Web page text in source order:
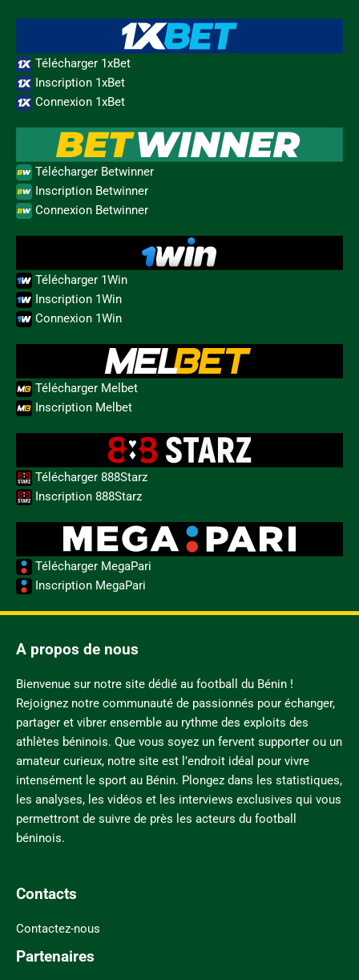
Télécharger 1xBet
Inscription 1xBet
Connexion 1xBet
Télécharger Betwinner
Inscription Betwinner
Connexion Betwinner
Télécharger 1Win
Inscription 1Win
Connexion 1Win
Télécharger Melbet
Inscription Melbet
Télécharger 888Starz
Inscription 888Starz
Télécharger MegaPari
Inscription MegaPari
A propos de nous
Bienvenue sur notre site dédié au football du Bénin !
Rejoignez notre communauté de passionnés pour échanger,
partager et vibrer ensemble au rythme des exploits des
athlètes béninois. Que vous soyez un fervent supporter ou un
amateur curieux, notre site est l’endroit idéal pour vivre
intensément le sport au Bénin. Plongez dans les statistiques,
les analyses, les vidéos et les interviews exclusives qui vous
permettront de suivre de près les acteurs du football
béninois.
Contacts
Contactez-nous
Partenaires